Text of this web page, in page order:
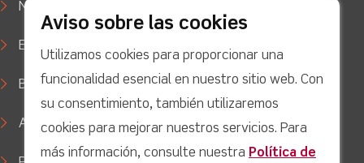
Noticias
Estudios de caso
Blog
Apoyo
Aviso sobre las cookies
Utilizamos cookies para proporcionar una
funcionalidad esencial en nuestro sitio web. Con
su consentimiento, también utilizaremos
cookies para mejorar nuestros servicios. Para
más información, consulte nuestra Política de